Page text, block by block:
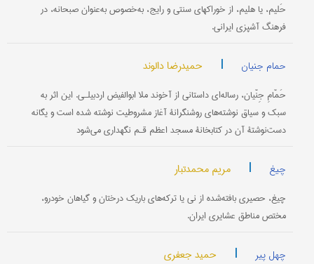
حَلیم، یا هلیم، از خوراکهای سنتی و رایج، به‌خصوص به‌عنوان صبحانه، در
فرهنگ آشپزی ایرانی.
حمام جنیان | حمیدرضا دالوند
حَمّامِ جِنّیان، رساله‌ای داستانی از آخوند ملا ابوالفیض اردبیلـی. این اثر به
سبک و سیاق نوشته‌های روشنگرانۀ آغاز مشروطیت نوشته شده است و یگانه
دست‌نوشتۀ آن در کتابخانۀ مسجد اعظم قـم نگهداری می‌شود
چیغ | مریم محمدتبار
چیغ، حصیری بافته‌شده از نی یا ترکه‌های باریک درختان و گیاهان خودرو،
مختص مناطق عشایری ایران.
چهل پیر | حمید جعفری